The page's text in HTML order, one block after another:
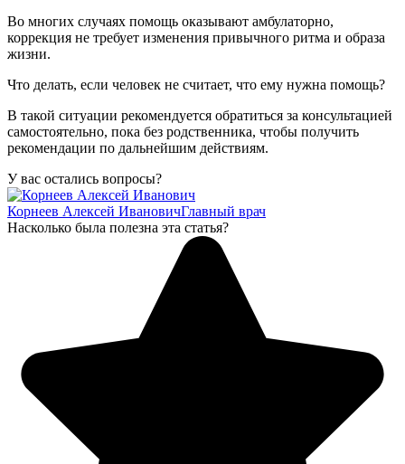
Во многих случаях помощь оказывают амбулаторно,
коррекция не требует изменения привычного ритма и образа
жизни.
Что делать, если человек не считает, что ему нужна помощь?
В такой ситуации рекомендуется обратиться за консультацией
самостоятельно, пока без родственника, чтобы получить
рекомендации по дальнейшим действиям.
У вас остались вопросы?
Корнеев Алексей ИвановичГлавный врач
Насколько была полезна эта статья?